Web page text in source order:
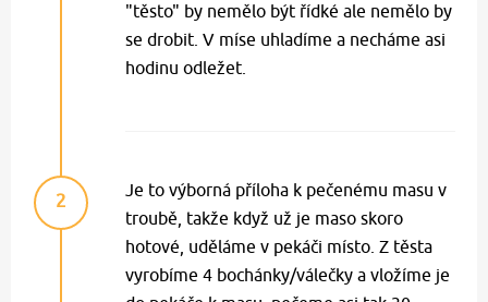
"těsto" by nemělo být řídké ale nemělo by
se drobit. V míse uhladíme a necháme asi
hodinu odležet.
2
Je to výborná příloha k pečenému masu v
troubě, takže když už je maso skoro
hotové, uděláme v pekáči místo. Z těsta
vyrobíme 4 bochánky/válečky a vložíme je